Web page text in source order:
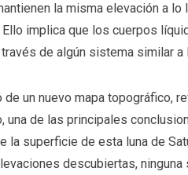
la misma elevación a
Ello implica que los cuerpos
de algún sistema similar
un nuevo mapa topográfico,
una de las principales
la superficie de esta luna de
descubiertas,